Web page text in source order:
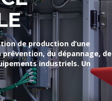
de production d’une
du dépannage, de
industriels. Un